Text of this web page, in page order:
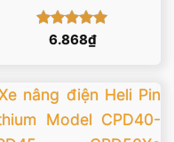
Được xếp
6.868₫